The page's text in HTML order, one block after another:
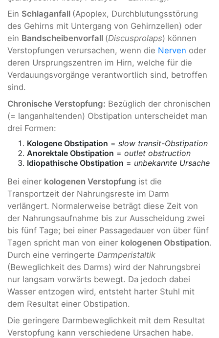
Ein Schlaganfall (Apoplex, Durchblutungsstörung
des Gehirns mit Untergang von Gehirnzellen) oder
ein Bandscheibenvorfall (Discusprolaps) können
Verstopfungen verursachen, wenn die Nerven oder
deren Ursprungszentren im Hirn, welche für die
Verdauungsvorgänge verantwortlich sind, betroffen
sind.
Chronische Verstopfung: Bezüglich der chronischen
(= langanhaltenden) Obstipation unterscheidet man
drei Formen:
Kologene Obstipation = slow transit-Obstipation
Anorektale Obstipation = outlet obstruction
Idiopathische Obstipation = unbekannte Ursache
Bei einer kologenen Verstopfung ist die
Transportzeit der Nahrungsreste im Darm
verlängert. Normalerweise beträgt diese Zeit von
der Nahrungsaufnahme bis zur Ausscheidung zwei
bis fünf Tage; bei einer Passagedauer von über fünf
Tagen spricht man von einer kologenen Obstipation.
Durch eine verringerte Darmperistaltik
(Beweglichkeit des Darms) wird der Nahrungsbrei
nur langsam vorwärts bewegt. Da jedoch dabei
Wasser entzogen wird, entsteht harter Stuhl mit
dem Resultat einer Obstipation.
Die geringere Darmbeweglichkeit mit dem Resultat
Verstopfung kann verschiedene Ursachen habe.